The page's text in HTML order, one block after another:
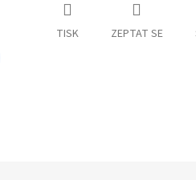
TISK ZEPTAT SE